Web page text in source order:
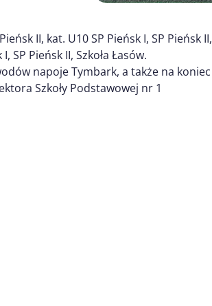
II, kat. U10 SP Pieńsk I, SP Pieńsk II,
SP Pieńsk II, Szkoła Łasów.
napoje Tymbark, a także na koniec
Szkoły Podstawowej nr 1